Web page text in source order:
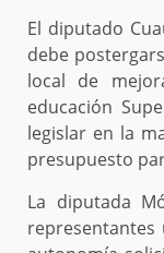
El diputado
debe
local de
educación
legislar en la
presupuesto
La diputada
representantes